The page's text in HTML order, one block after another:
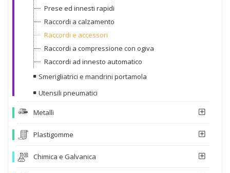
Prese ed innesti rapidi
Raccordi a calzamento
Raccordi e accessori
Raccordi a compressione con ogiva
Raccordi ad innesto automatico
Smerigliatrici e mandrini portamola
Utensili pneumatici
Metalli
Plastigomme
Chimica e Galvanica